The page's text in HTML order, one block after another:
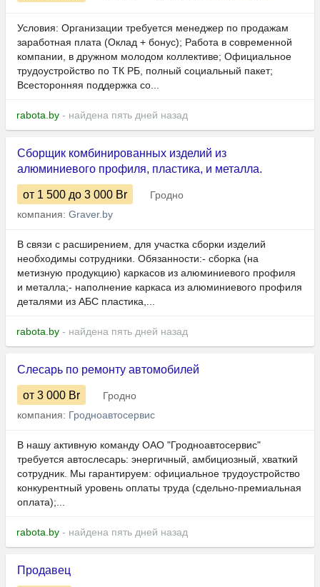
Условия: Организации требуется менеджер по продажам
заработная плата (Оклад + бонус); Работа в современной
компании, в дружном молодом коллективе; Официальное
трудоустройство по ТК РБ, полный социальный пакет;
Всесторонняя поддержка со...
rabota.by - найдена пять дней назад
Сборщик комбинированных изделий из
алюминиевого профиля, пластика, и металла.
от 1 500 до 3 000 Br
Гродно
компания: Graver.by
В связи с расширением, для участка сборки изделий
необходимы сотрудники. Обязанности:- сборка (на
метизную продукцию) каркасов из алюминиевого профиля
и металла;- наполнение каркаса из алюминиевого профиля
деталями из АБС пластика,...
rabota.by - найдена пять дней назад
Слесарь по ремонту автомобилей
от 3 000 Br
Гродно
компания: Гродноавтосервис
В нашу активную команду ОАО "Гродноавтосервис"
требуется автослесарь: энергичный, амбициозный, хваткий
сотрудник. Мы гарантируем: официальное трудоустройство
конкурентный уровень оплаты труда (сдельно-премиальная
оплата);...
rabota.by - найдена пять дней назад
Продавец